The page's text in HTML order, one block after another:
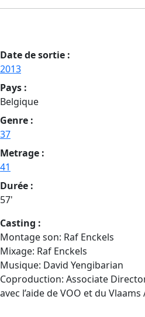
Date de sortie :
2013
Pays :
Belgique
Genre :
37
Metrage :
41
Durée :
57'
Casting :
Montage son: Raf Enckels
Mixage: Raf Enckels
Musique: David Yengibarian
Coproduction: Associate
avec l’aide de VOO et du